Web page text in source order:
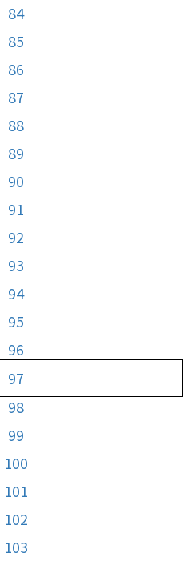
84
85
86
87
88
89
90
91
92
93
94
95
96
97
98
99
100
101
102
103